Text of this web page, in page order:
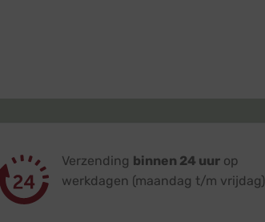
Verzending binnen 24 uurop
werkdagen (maandag t/m vrijdag)